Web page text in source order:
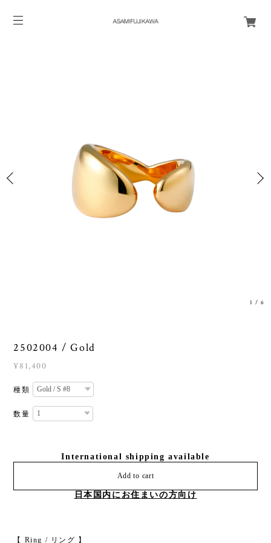
1 /6
2502004 / Gold
¥81,400
種類
数量
International shipping available
Add to cart
日本国内にお住まいの方向け
【 Ring / リング 】